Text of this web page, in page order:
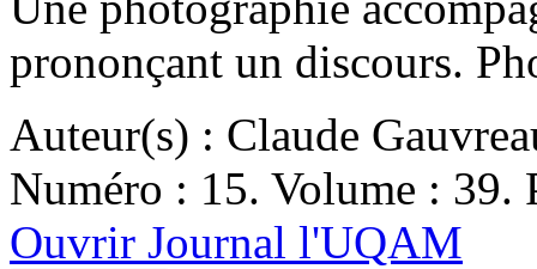
prononçant un discours.
Auteur(s) : Claude
Numéro : 15. Volume : 39.
Ouvrir Journal l'UQAM